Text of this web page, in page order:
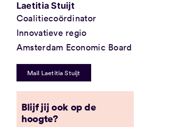
Laetitia Stuijt
Coalitiecoördinator
Innovatieve regio
Amsterdam Economic Board
Mail Laetitia Stuijt
Blijf jij ook op de
hoogte?